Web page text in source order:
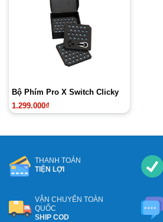
Bộ Phím Pro X Switch Clicky
1.299.000₫
THANH TOÁN
TIỆN LỢI
VẬN CHUYỂN TOÀN
QUỐC
SHIP COD